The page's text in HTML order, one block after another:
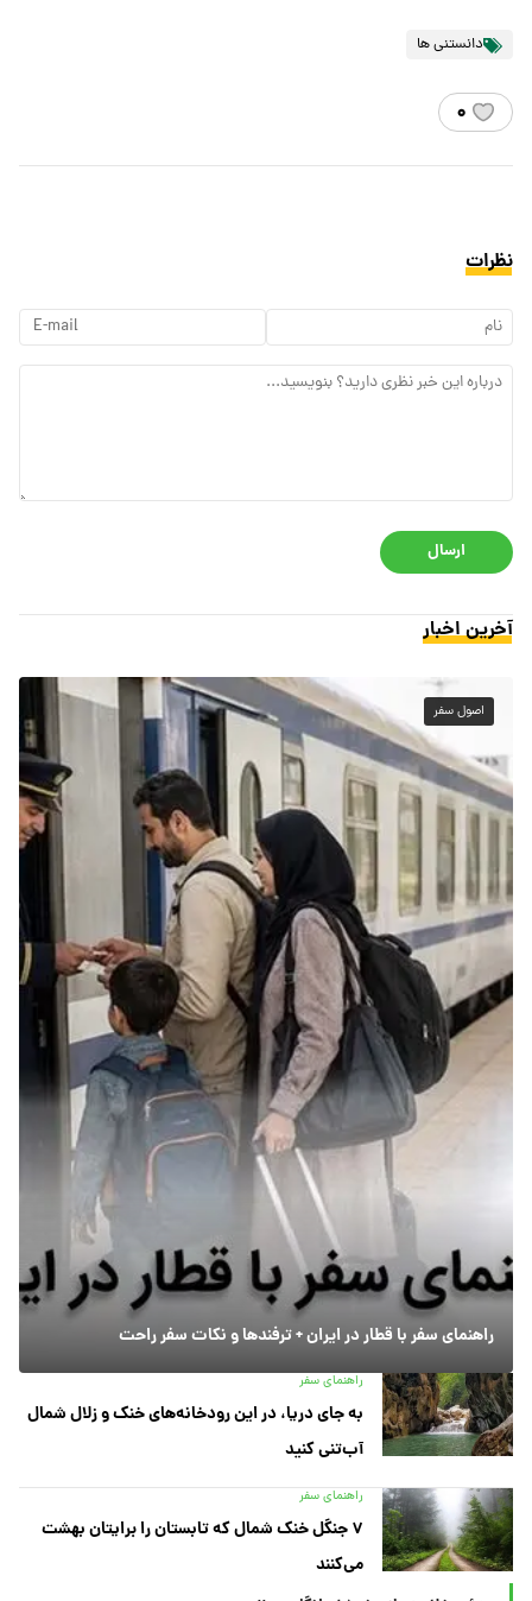
دانستنی ها
۰
نظرات
ارسال
آخرین اخبار
اصول سفر
راهنمای سفر با قطار در ایران + ترفندها و نکات سفر راحت
راهنمای سفر
به جای دریا، در این رودخانه‌های خنک و زلال شمال
آب‌تنی کنید
راهنمای سفر
۷ جنگل خنک شمال که تابستان را برایتان بهشت
می‌کنند